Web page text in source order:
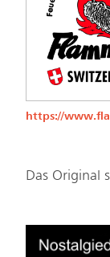
https://
Das Original